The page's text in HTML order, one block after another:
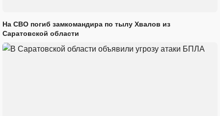
На СВО погиб замкомандира по тылу Хвалов из
Саратовской области